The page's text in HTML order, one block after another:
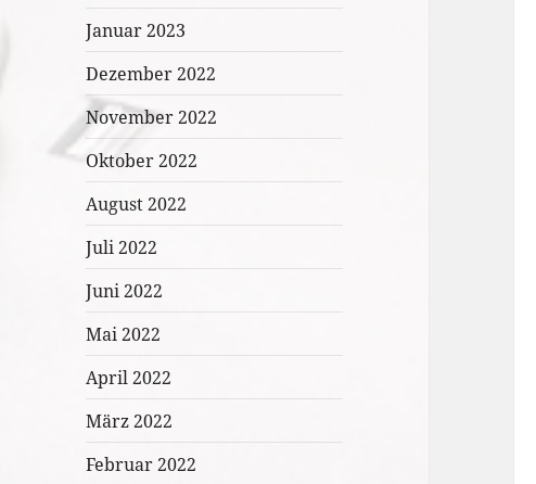
Januar 2023
Dezember 2022
November 2022
Oktober 2022
August 2022
Juli 2022
Juni 2022
Mai 2022
April 2022
März 2022
Februar 2022